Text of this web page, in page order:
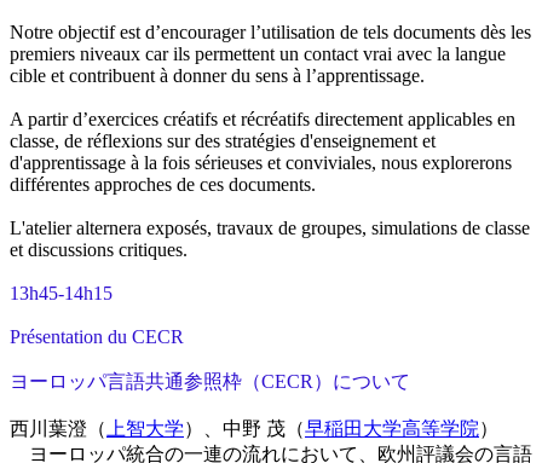
Notre objectif est d’encourager l’utilisation de tels documents dès les
premiers niveaux car ils permettent un contact vrai avec la langue
cible et contribuent à donner du sens à l’apprentissage.
A partir d’exercices créatifs et récréatifs directement applicables en
classe, de réflexions sur des stratégies d'enseignement et
d'apprentissage à la fois sérieuses et conviviales, nous explorerons
différentes approches de ces documents.
L'atelier alternera exposés, travaux de groupes, simulations de classe
et discussions critiques.
13h45-14h15
Présentation du CECR
ヨーロッパ言語共通参照枠（CECR）について
西川葉澄（ 上智大学）、中野 茂（早稲田大学高等学院）
ヨーロッパ統合の一連の流れにおいて、欧州評議会の言語